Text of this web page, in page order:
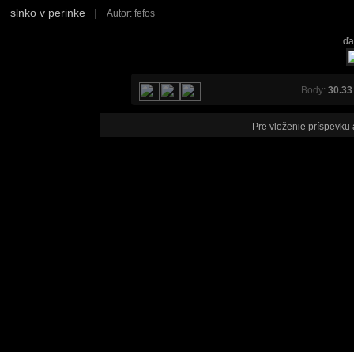
slnko v perinke | Autor: fefos
Body: 30.33
Pre vloženie